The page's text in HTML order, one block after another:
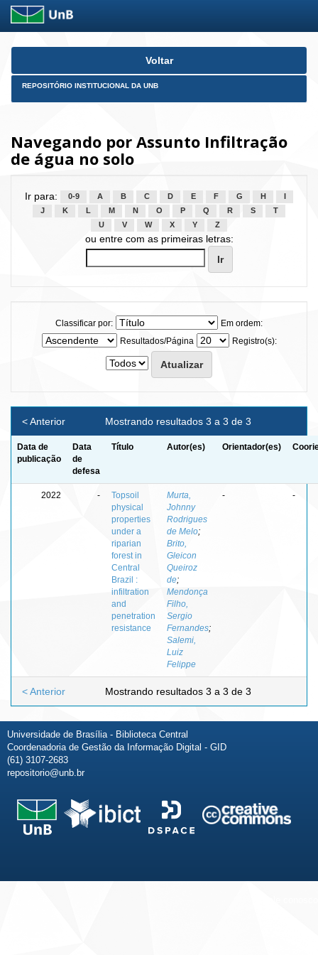
Skip
Voltar
REPOSITÓRIO INSTITUCIONAL DA UNB
Navegando por Assunto Infiltração
de água no solo
Ir para: 0-9 A B C D E F G H
J
K L M N O P Q R S
T
U
V W X Y Z
ou entre com as primeiras letras:
Classificar por:
Em ordem:
Resultados/Página
Registro(s):
Mostrando resultados 3 a 3 de 3
< Anterior
Data de
publicação
Data
de
defesa
Título Autor(es) Orientador(es)
2022 -
Topsoil
physical
properties
under a
riparian
forest in
Central
Brazil :
infiltration
and
penetration
resistance
Murta,
Johnny
Rodrigues
de Melo;
Brito,
Gleicon
Queiroz
de;
Mendonça
Filho,
Sergio
Fernandes;
Salemi,
Luiz
Felippe
- -
Mostrando resultados 3 a 3 de 3
< Anterior
Universidade de Brasília - Biblioteca Central
Coordenadoria de Gestão da Informação Digital - GID
(61) 3107-2683
repositorio@unb.br